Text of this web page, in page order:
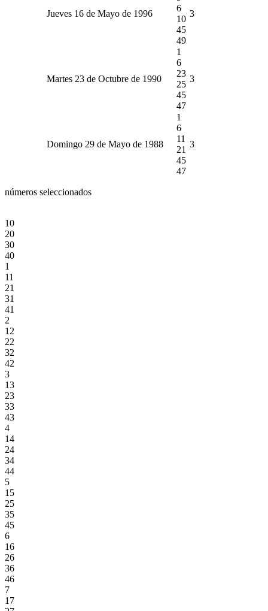
Jueves 16 de Mayo de 1996
6
10
45
49
3
Martes 23 de Octubre de 1990
1
6
23
25
45
47
3
Domingo 29 de Mayo de 1988
1
6
11
21
45
47
3
números seleccionados
10
20
30
40
1
11
21
31
41
2
12
22
32
42
3
13
23
33
43
4
14
24
34
44
5
15
25
35
45
6
16
26
36
46
7
17